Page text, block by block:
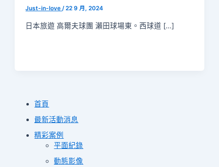
Just-in-love/22 9 月, 2024
日本旅遊 高爾夫球團 瀨田球場東。西球道 […]
首頁
最新活動消息
精彩案例
平面紀錄
動態影像